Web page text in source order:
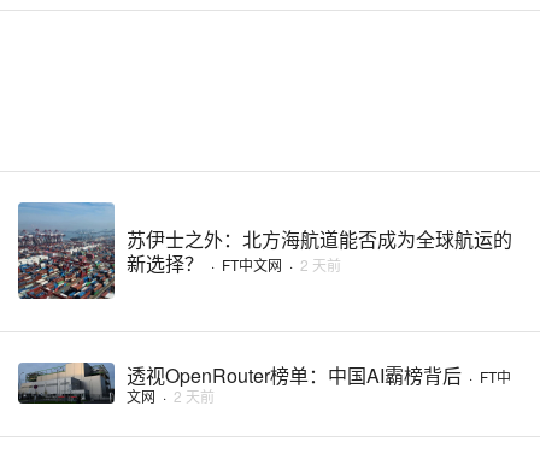
苏伊士之外：北方海航道能否成为全球航运的
新选择？
· FT中文网 · 2 天前
透视OpenRouter榜单：中国AI霸榜背后 · FT中
文网 · 2 天前